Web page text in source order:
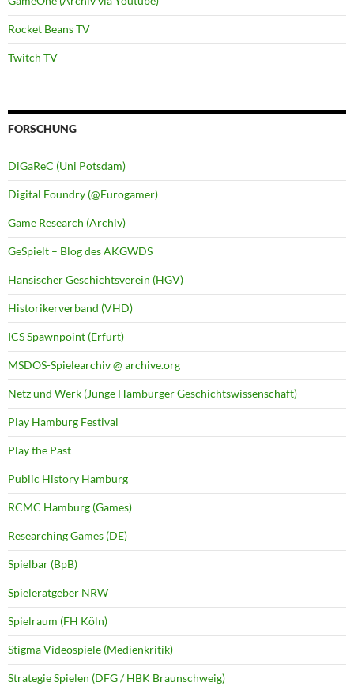
Rocket Beans TV
Twitch TV
FORSCHUNG
DiGaReC (Uni Potsdam)
Digital Foundry (@Eurogamer)
Game Research (Archiv)
GeSpielt – Blog des AKGWDS
Hansischer Geschichtsverein (HGV)
Historikerverband (VHD)
ICS Spawnpoint (Erfurt)
MSDOS-Spielearchiv @ archive.org
Netz und Werk (Junge Hamburger Geschichtswissenschaft)
Play Hamburg Festival
Play the Past
Public History Hamburg
RCMC Hamburg (Games)
Researching Games (DE)
Spielbar (BpB)
Spieleratgeber NRW
Spielraum (FH Köln)
Stigma Videospiele (Medienkritik)
Strategie Spielen (DFG / HBK Braunschweig)